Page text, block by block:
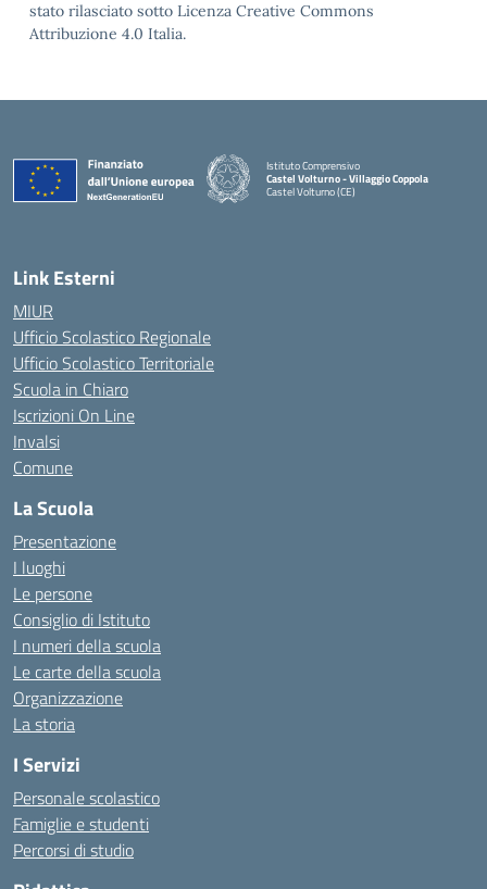
stato rilasciato sotto Licenza Creative Commons
Attribuzione 4.0 Italia.
Istituto Comprensivo
Castel Volturno - Villaggio Coppola
Castel Volturno (CE)
Link Esterni
MIUR
Ufficio Scolastico Regionale
Ufficio Scolastico Territoriale
Scuola in Chiaro
Iscrizioni On Line
Invalsi
Comune
La Scuola
Presentazione
I luoghi
Le persone
Consiglio di Istituto
I numeri della scuola
Le carte della scuola
Organizzazione
La storia
I Servizi
Personale scolastico
Famiglie e studenti
Percorsi di studio